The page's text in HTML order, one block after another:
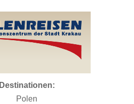
Destinationen:
Polen